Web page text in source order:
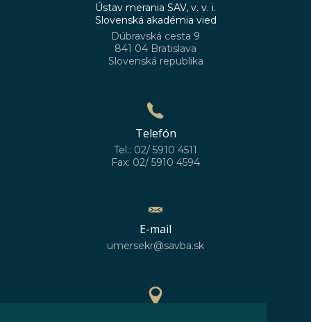
Ústav merania SAV, v. v. i.
Slovenská akadémia vied
Dúbravská cesta 9
841 04 Bratislava
Slovenská republika
Telefón
Tel.: 02/ 5910 4511
Fax: 02/ 5910 4594
E-mail
umersekr@savba.sk